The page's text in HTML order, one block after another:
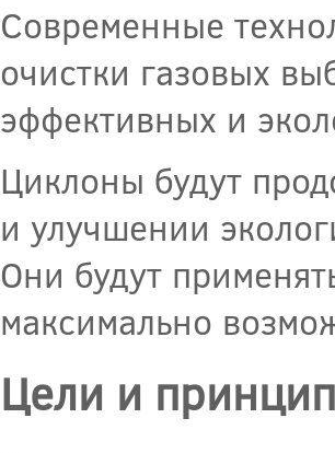
Современные
очистки газовых
эффективных и
Циклоны будут
и улучшении
Они будут
максимально
Цели и